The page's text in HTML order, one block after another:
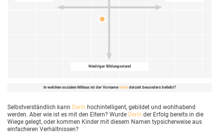
Niedriger Bildungsstand
In welchen sozialen Milieus ist der Vorname Derinderzeit besonders beliebt?
Selbstverständlich kann Derin hochintelligent, gebildet und wohlhabend
werden. Aber wie ist es mit den Eltern? Wurde Derin der Erfolg bereits in die
Wiege gelegt, oder kommen Kinder mit diesem Namen typsicherweise aus
einfacheren Verhältnissen?